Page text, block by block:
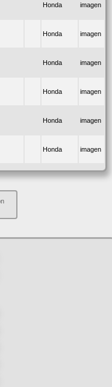
Honda imagen
Honda imagen
Honda imagen
Honda imagen
Honda imagen
Honda imagen